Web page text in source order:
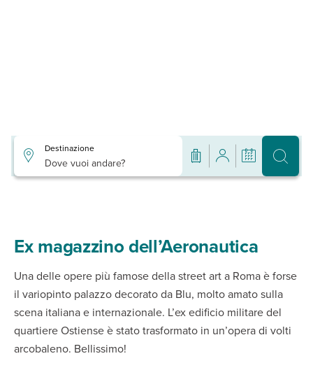
Destinazione
Dove vuoi andare?
Ex magazzino dell’Aeronautica
Una delle opere più famose della street art a Roma è forse
il variopinto palazzo decorato da Blu, molto amato sulla
scena italiana e internazionale. L’ex edificio militare del
quartiere Ostiense è stato trasformato in un’opera di volti
arcobaleno. Bellissimo!